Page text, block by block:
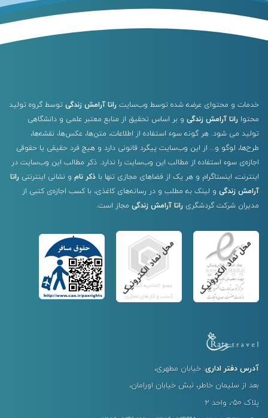
آدرس دفتر اداری: خیابان مطهری،
بعد از سلیمان خاطر، نبش خیابان اورامان،
پلاک ۵۰-، واحد ۲
خدمات و محتوای عرضه شده توسط وب‌سایت راتا آرامش زندگی توسط گروه تولید
محتوا راتا آرامش زندگی و بر اساس تحقیق از منابع معتبر علمی و دانشگاهی
تولید می شود. هر گونه سوء استفاده از اطلاعات، متن‌ها، عکس‌ها، نقشه‌ها،
طرح‌ها، لوگو و… از این وب‌سایت پیگرد قانونی دارد و هیچ فرد حقیقی یا حقوقی
اجازه‌ی سوء استفاده از مطالب این وب‌سایت را ندارد. ذکر مطالب این وب‌سایت در
اینترنت، اینستاگرام و هر یک از فضاهای مجازی تنها با ذکر نام و نشانی اینترنتی راتا
آرامش زندگی و لینک به مطلب و در رسانه‌های کاغذی، با کسب اجازه‌ی کتبی از
مدیران شرکت گردشگری راتا آرامش زندگی مجاز است.